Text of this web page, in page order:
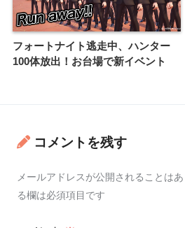
フォートナイト逃走中、ハンター
100体放出！お台場で新イベント
コメントを残す
メールアドレスが公開されることはあ
る欄は必須項目です